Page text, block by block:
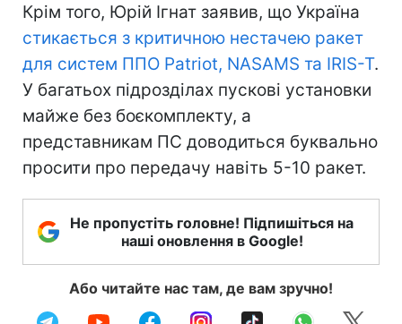
Крім того, Юрій Ігнат заявив, що Україна
стикається з критичною нестачею ракет
для систем ППО Patriot, NASAMS та IRIS-T.
У багатьох підрозділах пускові установки
майже без боєкомплекту, а
представникам ПС доводиться буквально
просити про передачу навіть 5-10 ракет.
Не пропустіть головне! Підпишіться на
наші оновлення в Google!
Або читайте нас там, де вам зручно!